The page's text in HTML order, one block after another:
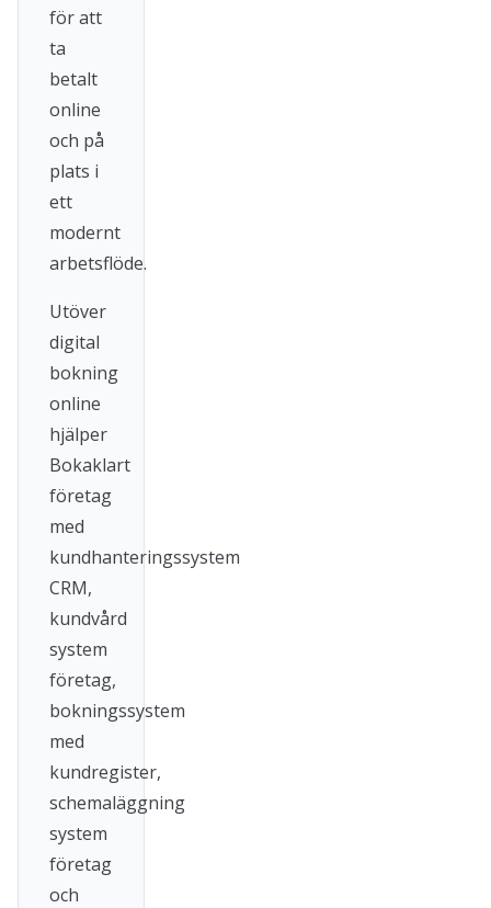
för att
ta
betalt
online
och på
plats i
ett
modernt
arbetsflöde.
Utöver
digital
bokning
online
hjälper
Bokaklart
företag
med
kundhanteringssystem
CRM,
kundvård
system
företag,
bokningssystem
med
kundregister,
schemaläggning
system
företag
och